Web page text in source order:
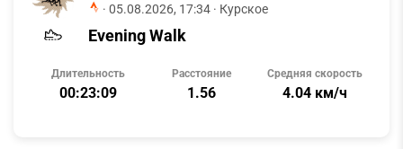
· 05.08.2026, 17:34 · Курское
Evening Walk
Длительность
00:23:09
Расстояние
1.56
Средняя скорость
4.04 км/ч